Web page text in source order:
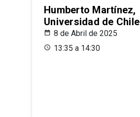
Humberto Martínez,
Universidad de Chile
8 de Abril de 2025
13:35 a 14:30